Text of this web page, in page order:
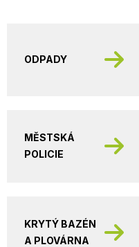
ODPADY
MĚSTSKÁ
POLICIE
KRYTÝ BAZÉN
A PLOVÁRNA